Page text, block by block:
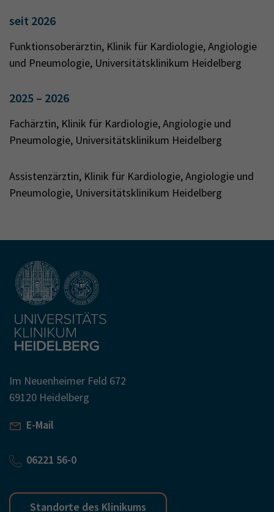
seit 2026
Funktionsoberärztin, Klinik für Kardiologie, Angiologie
und Pneumologie, Universitätsklinikum Heidelberg
2025 – 2026
Fachärztin, Klinik für Kardiologie, Angiologie und
Pneumologie, Universitätsklinikum Heidelberg
Assistenzärztin, Klinik für Kardiologie, Angiologie und
Pneumologie, Universitätsklinikum Heidelberg
Im Neuenheimer Feld 672
69120 Heidelberg
E-Mail
06221 56-0
Standorte des Klinikums